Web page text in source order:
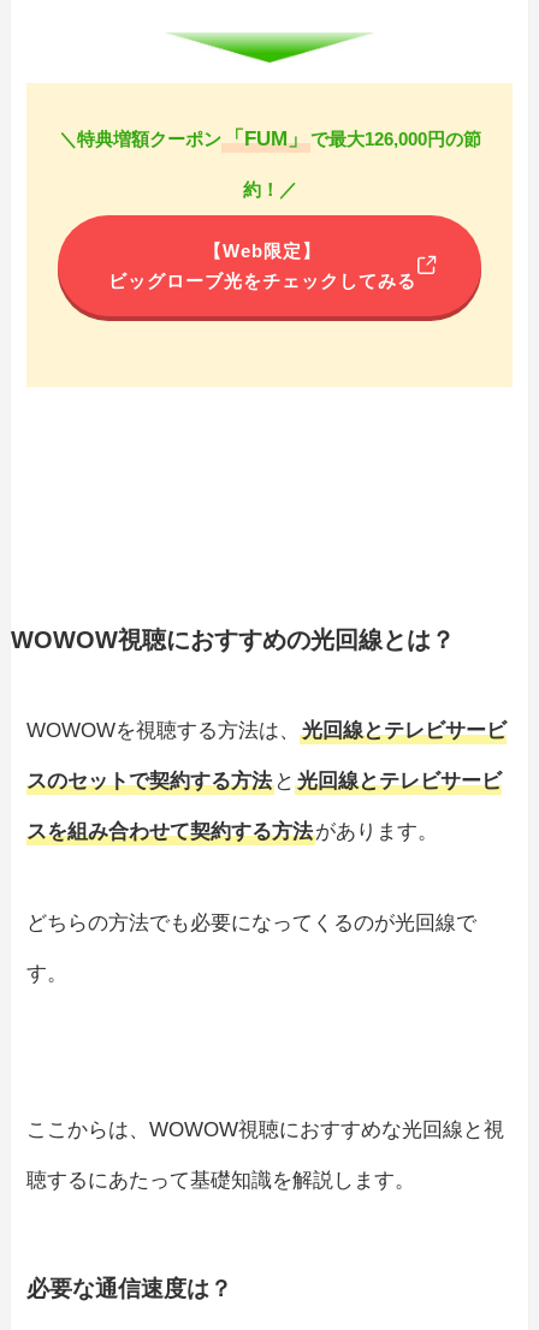
＼特典増額クーポン 「FUM」 で最大126,000円の節
約！／
【Web限定】
ビッグローブ光をチェックしてみる
WOWOW視聴におすすめの光回線とは？
WOWOWを視聴する方法は、光回線とテレビサービ
スのセットで契約する方法 と光回線とテレビサービ
スを組み合わせて契約する方法があります。
どちらの方法でも必要になってくるのが光回線で
す。
ここからは、WOWOW視聴におすすめな光回線と視
聴するにあたって基礎知識を解説します。
必要な通信速度は？